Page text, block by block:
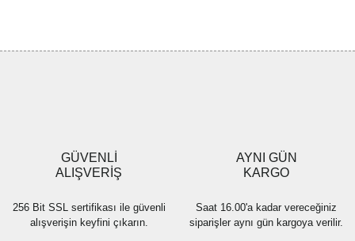
Ürün fiyatı diğer sitelerden daha pahalı.
Bu ürüne benzer farklı alternatifler olmalı.
GÜVENLİ
ALIŞVERİŞ
256 Bit SSL sertifikası ile güvenli
alışverişin keyfini çıkarın.
AYNI GÜN
KARGO
Saat 16.00'a kadar vereceğiniz
siparişler aynı gün kargoya verilir.